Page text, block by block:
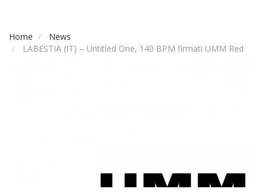
Home
News
LABESTIA (IT) – Untitled One, 140 BPM firmati UMM Red